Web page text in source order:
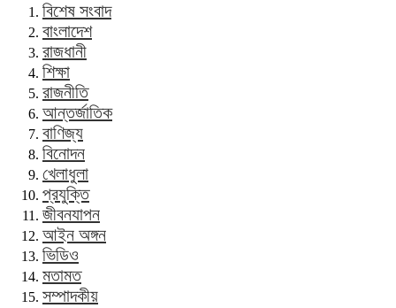
বিশেষ সংবাদ
বাংলাদেশ
রাজধানী
শিক্ষা
রাজনীতি
আন্তর্জাতিক
বাণিজ্য
বিনোদন
খেলাধুলা
প্রযুক্তি
জীবনযাপন
আইন অঙ্গন
ভিডিও
মতামত
সম্পাদকীয়